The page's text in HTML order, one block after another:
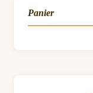
Panier